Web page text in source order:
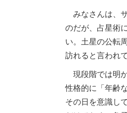
みなさんは、
のだが、占星術
い。土星の公転
訪れると言われ
現段階では明
性格的に「年齢
その日を意識し